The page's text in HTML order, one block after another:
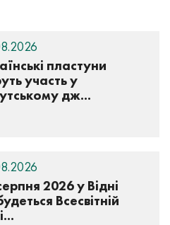
пластуни
участь у
дж...
2026 у Відні
Всесвітній